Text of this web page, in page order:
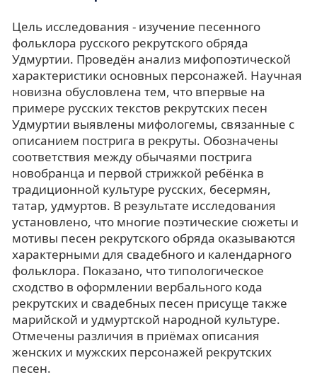
Цель исследования - изучение песенного
фольклора русского рекрутского обряда
Удмуртии. Проведён анализ мифопоэтической
характеристики основных персонажей. Научная
новизна обусловлена тем, что впервые на
примере русских текстов рекрутских песен
Удмуртии выявлены мифологемы, связанные с
описанием пострига в рекруты. Обозначены
соответствия между обычаями пострига
новобранца и первой стрижкой ребёнка в
традиционной культуре русских, бесермян,
татар, удмуртов. В результате исследования
установлено, что многие поэтические сюжеты и
мотивы песен рекрутского обряда оказываются
характерными для свадебного и календарного
фольклора. Показано, что типологическое
сходство в оформлении вербального кода
рекрутских и свадебных песен присуще также
марийской и удмуртской народной культуре.
Отмечены различия в приёмах описания
женских и мужских персонажей рекрутских
песен.